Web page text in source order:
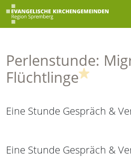
Perlenstunde:
Flüchtlinge
Eine Stunde Gespräch &
Eine Stunde Gespräch &